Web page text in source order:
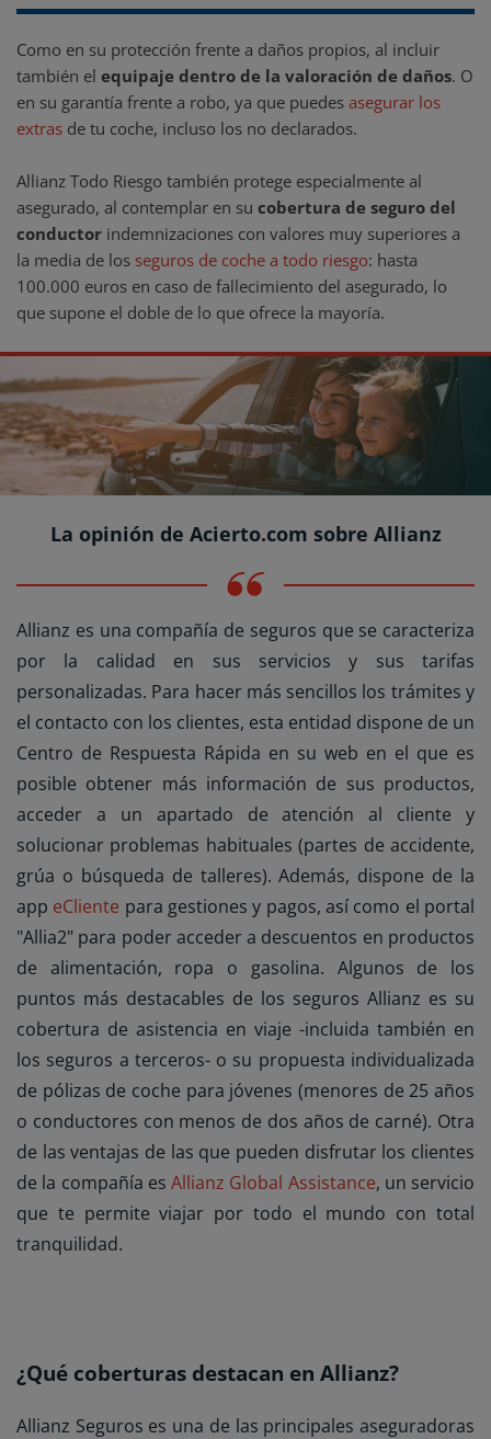
Como en su protección frente a daños propios, al incluir
también el equipaje dentro de la valoración de daños. O
en su garantía frente a robo, ya que puedes asegurar los
extras de tu coche, incluso los no declarados.
Allianz Todo Riesgo también protege especialmente al
asegurado, al contemplar en su cobertura de seguro del
conductor indemnizaciones con valores muy superiores a
la media de los seguros de coche a todo riesgo: hasta
100.000 euros en caso de fallecimiento del asegurado, lo
que supone el doble de lo que ofrece la mayoría.
La opinión de Acierto.com sobre Allianz
Allianz es una compañía de seguros que se caracteriza
por la calidad en sus servicios y sus tarifas
personalizadas. Para hacer más sencillos los trámites y
el contacto con los clientes, esta entidad dispone de un
Centro de Respuesta Rápida en su web en el que es
posible obtener más información de sus productos,
acceder a un apartado de atención al cliente y
solucionar problemas habituales (partes de accidente,
grúa o búsqueda de talleres). Además, dispone de la
app eCliente para gestiones y pagos, así como el portal
"Allia2" para poder acceder a descuentos en productos
de alimentación, ropa o gasolina. Algunos de los
puntos más destacables de los seguros Allianz es su
cobertura de asistencia en viaje -incluida también en
los seguros a terceros- o su propuesta individualizada
de pólizas de coche para jóvenes (menores de 25 años
o conductores con menos de dos años de carné). Otra
de las ventajas de las que pueden disfrutar los clientes
de la compañía es Allianz Global Assistance, un servicio
que te permite viajar por todo el mundo con total
tranquilidad.
¿Qué coberturas destacan en Allianz?
Allianz Seguros es una de las principales aseguradoras